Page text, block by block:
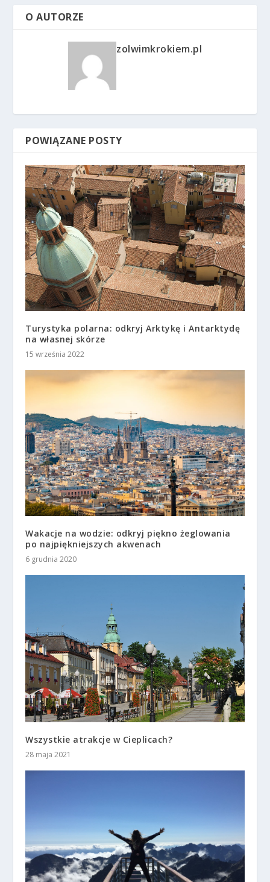
O AUTORZE
zolwimkrokiem.pl
POWIĄZANE POSTY
Turystyka polarna: odkryj Arktykę i Antarktydę
na własnej skórze
15 września 2022
Wakacje na wodzie: odkryj piękno żeglowania
po najpiękniejszych akwenach
6 grudnia 2020
Wszystkie atrakcje w Cieplicach?
28 maja 2021